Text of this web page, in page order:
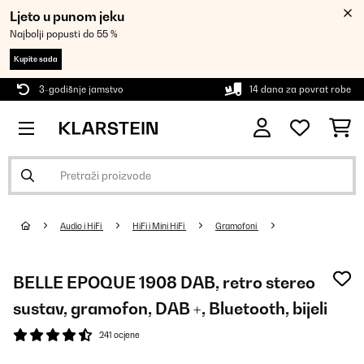
Ljeto u punom jeku
Najbolji popusti do 55 %
Kupite sada
3-godišnje jamstvo 14 dana za povrat robe
Audio i HiFi HiFi i Mini HiFi Gramofoni
BELLE EPOQUE 1908 DAB, retro stereo
sustav, gramofon, DAB +, Bluetooth, bijeli
241 ocjene